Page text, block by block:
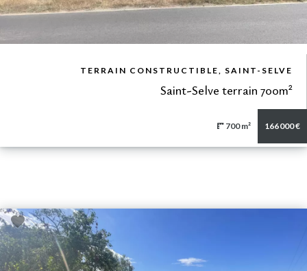
VUE DÉTAILLÉETERRAIN CONSTRUCTIBLE, SAINT-SELVE
Saint-Selve terrain 700m²
700 m² 166 000 €